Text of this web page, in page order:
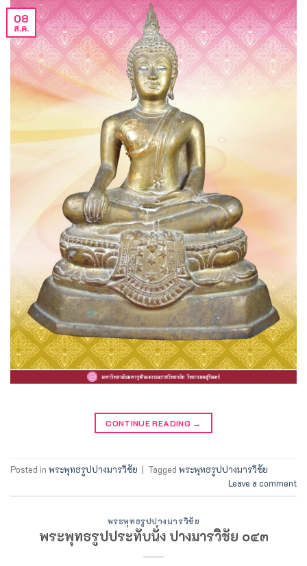
08
ส.ค.
CONTINUE READING →
Posted in พระพุทธรูปปางมารวิชัย Tagged พระพุทธรูปปางมารวิชัย
Leave a comment
พระพุทธรูปปางมารวิชัย
พระพุทธรูปประทับนั่ง ปางมารวิชัย ๐๔๓